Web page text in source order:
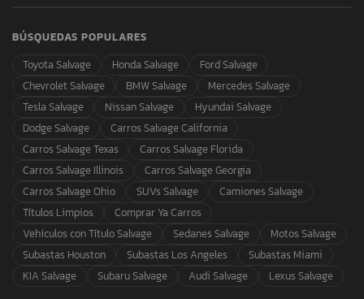
BÚSQUEDAS POPULARES
Toyota Salvage
Honda Salvage
Ford Salvage
Chevrolet Salvage
BMW Salvage
Mercedes Salvage
Tesla Salvage
Nissan Salvage
Hyundai Salvage
Dodge Salvage
Carros Salvage California
Carros Salvage Texas
Carros Salvage Florida
Carros Salvage Illinois
Carros Salvage Georgia
Carros Salvage Ohio
SUVs Salvage
Camiones Salvage
Títulos Limpios
Comprar Ya Carros
Vehículos con Título Salvage
Sedanes Salvage
Motos Salvage
Subastas Houston
Subastas Los Angeles
Subastas Miami
KIA Salvage
Subaru Salvage Audi Salvage Lexus Salvage